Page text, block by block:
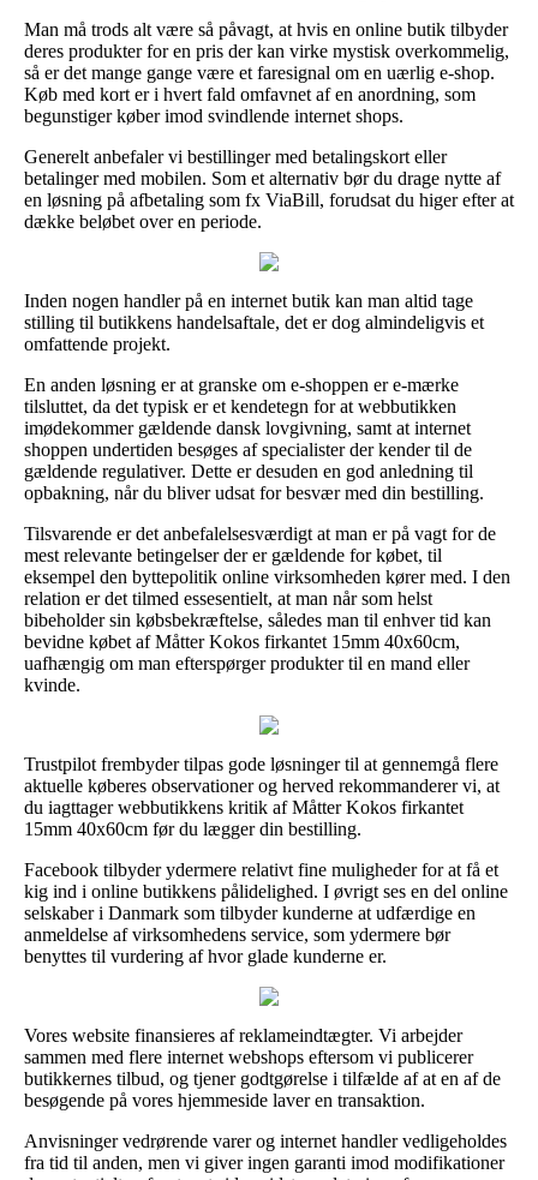
Man må trods alt være så påvagt, at hvis en online butik tilbyder
deres produkter for en pris der kan virke mystisk overkommelig,
så er det mange gange være et faresignal om en uærlig e-shop.
Køb med kort er i hvert fald omfavnet af en anordning, som
begunstiger køber imod svindlende internet shops.
Generelt anbefaler vi bestillinger med betalingskort eller
betalinger med mobilen. Som et alternativ bør du drage nytte af
en løsning på afbetaling som fx ViaBill, forudsat du higer efter at
dække beløbet over en periode.
Inden nogen handler på en internet butik kan man altid tage
stilling til butikkens handelsaftale, det er dog almindeligvis et
omfattende projekt.
En anden løsning er at granske om e-shoppen er e-mærke
tilsluttet, da det typisk er et kendetegn for at webbutikken
imødekommer gældende dansk lovgivning, samt at internet
shoppen undertiden besøges af specialister der kender til de
gældende regulativer. Dette er desuden en god anledning til
opbakning, når du bliver udsat for besvær med din bestilling.
Tilsvarende er det anbefalelsesværdigt at man er på vagt for de
mest relevante betingelser der er gældende for købet, til
eksempel den byttepolitik online virksomheden kører med. I den
relation er det tilmed essesentielt, at man når som helst
bibeholder sin købsbekræftelse, således man til enhver tid kan
bevidne købet af Måtter Kokos firkantet 15mm 40x60cm,
uafhængig om man efterspørger produkter til en mand eller
kvinde.
Trustpilot frembyder tilpas gode løsninger til at gennemgå flere
aktuelle køberes observationer og herved rekommanderer vi, at
du iagttager webbutikkens kritik af Måtter Kokos firkantet
15mm 40x60cm før du lægger din bestilling.
Facebook tilbyder ydermere relativt fine muligheder for at få et
kig ind i online butikkens pålidelighed. I øvrigt ses en del online
selskaber i Danmark som tilbyder kunderne at udfærdige en
anmeldelse af virksomhedens service, som ydermere bør
benyttes til vurdering af hvor glade kunderne er.
Vores website finansieres af reklameindtægter. Vi arbejder
sammen med flere internet webshops eftersom vi publicerer
butikkernes tilbud, og tjener godtgørelse i tilfælde af at en af de
besøgende på vores hjemmeside laver en transaktion.
Anvisninger vedrørende varer og internet handler vedligeholdes
fra tid til anden, men vi giver ingen garanti imod modifikationer